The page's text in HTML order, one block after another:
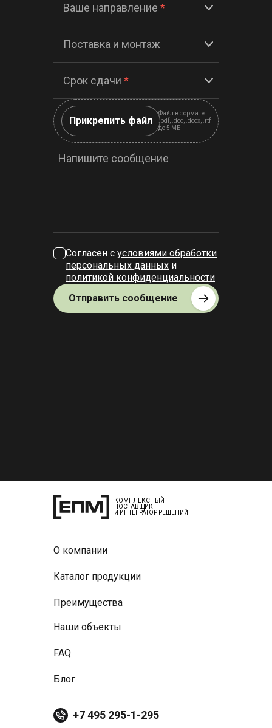
Ваше направление *
Поставка и монтаж
Срок сдачи *
Прикрепить файл
Файл в формате
.pdf, .doc, .docx, .rtf
до 5 МБ
Напишите сообщение
Согласен с условиями обработки
персональных данных и
политикой конфиденциальности
Отправить сообщение
+7 495 295-1-295
Блог
FAQ
Наши объекты
Преимущества
Каталог продукции
О компании
КОМПЛЕКСНЫЙ
ПОСТАВЩИК
И ИНТЕГРАТОР РЕШЕНИЙ